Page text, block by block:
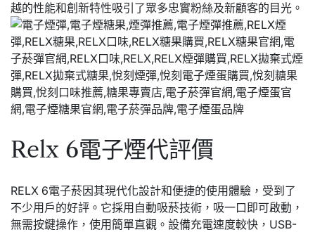
越的性能和創新特性吸引了眾多忠實粉絲及新顧客的目光。
Relx 6電子煙代評價
RELX 6電子菸因其現代化設計和便捷的使用體驗，受到了
不少用戶的好評。它採用自動吸菸技術，吸一口即可啟動，
無需按鍵操作，使用簡單直觀。設備充電速度較快，USB-